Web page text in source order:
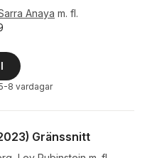
Anaya m. fl.
8 vardagar
Gränssnitt